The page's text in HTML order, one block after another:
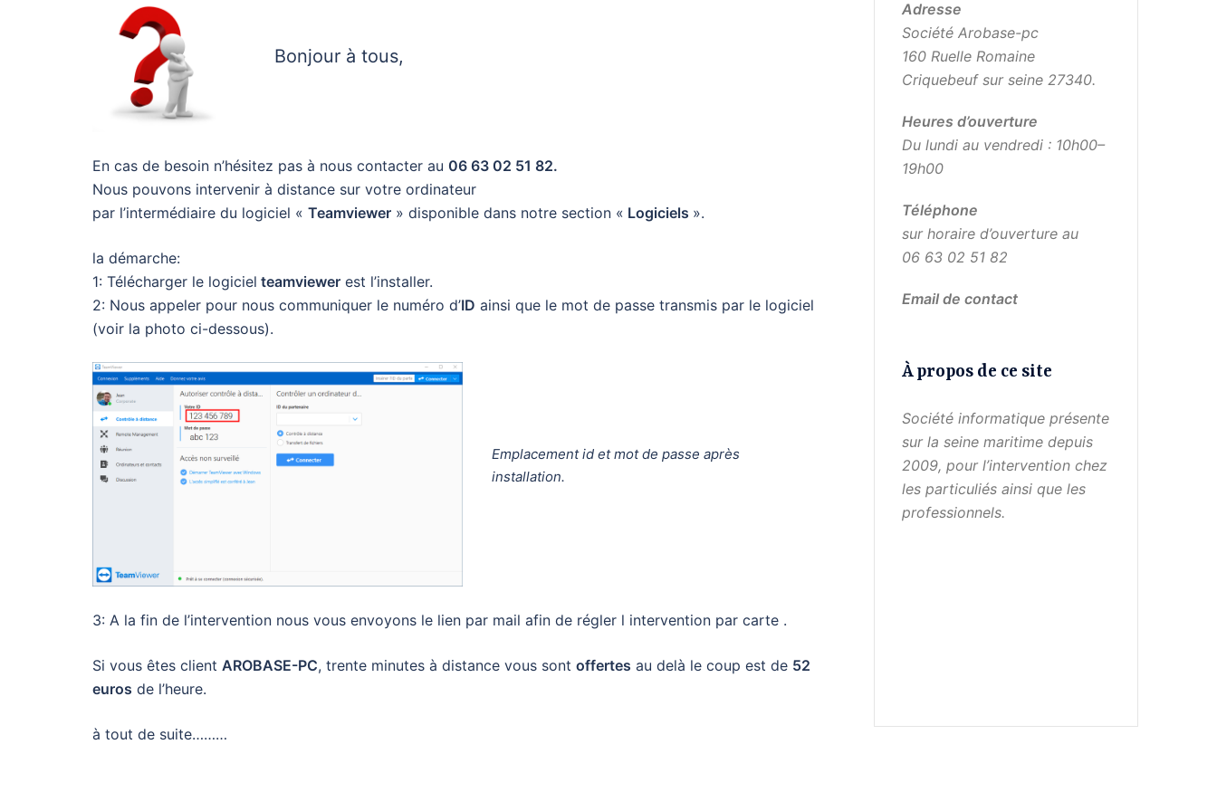
Bonjour à tous,
En cas de besoin n’hésitez pas à nous contacter au 06 63 02 51 82.
Nous pouvons intervenir à distance sur votre ordinateur
par l’intermédiaire du logiciel « Teamviewer » disponible dans notre section « Logiciels ».
la démarche:
1: Télécharger le logiciel teamviewer est l’installer.
2: Nous appeler pour nous communiquer le numéro d’ID ainsi que le mot de passe transmis par le logiciel
(voir la photo ci-dessous).
Emplacement id et mot de passe après
installation.
3: A la fin de l’intervention nous vous envoyons le lien par mail afin de régler l intervention par carte .
Si vous êtes client AROBASE-PC, trente minutes à distance vous sont offertes au delà le coup est de 52
euros de l’heure.
à tout de suite………
Adresse
Société Arobase-pc
160 Ruelle Romaine
Criquebeuf sur seine 27340.
Heures d’ouverture
Du lundi au vendredi : 10h00–
19h00
Téléphone
sur horaire d’ouverture au
06 63 02 51 82
Email de contact
À propos de ce site
Société informatique présente
sur la seine maritime depuis
2009, pour l’intervention chez
les particuliés ainsi que les
professionnels.